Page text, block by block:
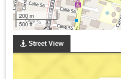
200 m
500 ft
Street View